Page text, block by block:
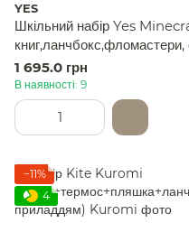
YES
Шкільний набір Yes
книг,ланчбокс,фломастери,
1 695.0 грн
В наявності: 9
−11%
4